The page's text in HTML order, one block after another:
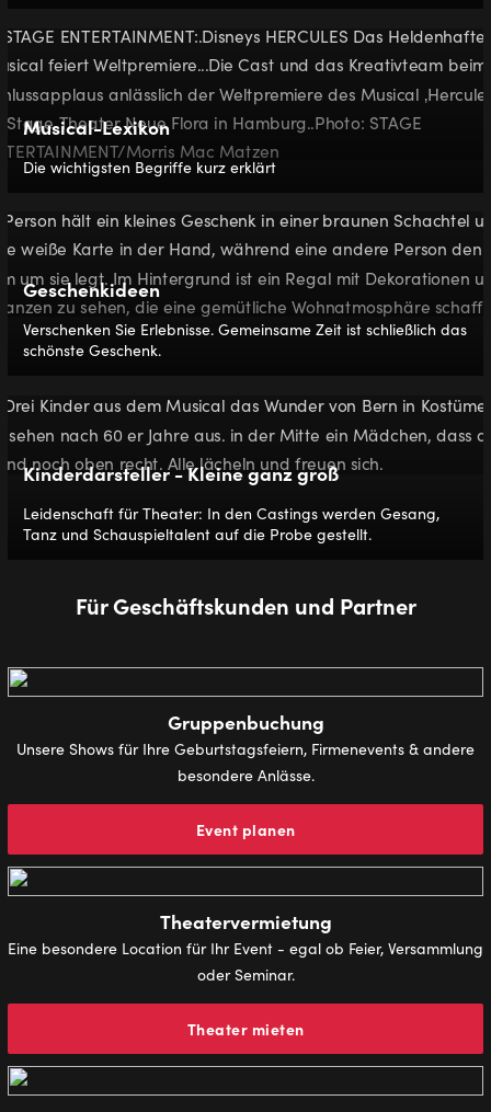
Musical-Lexikon
Die wichtigsten Begriffe kurz erklärt
Geschenkideen
Verschenken Sie Erlebnisse. Gemeinsame Zeit ist schließlich das
schönste Geschenk.
Kinderdarsteller - Kleine ganz groß
Leidenschaft für Theater: In den Castings werden Gesang,
Tanz und Schauspieltalent auf die Probe gestellt.
Für Geschäftskunden und Partner
Gruppenbuchung
Unsere Shows für Ihre Geburtstagsfeiern, Firmenevents & andere
besondere Anlässe.
Event planen
Theatervermietung
Eine besondere Location für Ihr Event - egal ob Feier, Versammlung
oder Seminar.
Theater mieten